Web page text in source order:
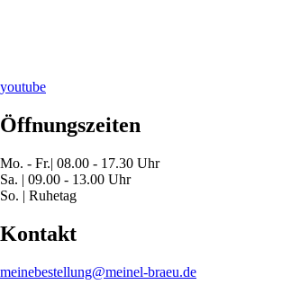
youtube
Öffnungszeiten
Mo. - Fr.| 08.00 - 17.30 Uhr
Sa. | 09.00 - 13.00 Uhr
So. | Ruhetag
Kontakt
meinebestellung@meinel-braeu.de